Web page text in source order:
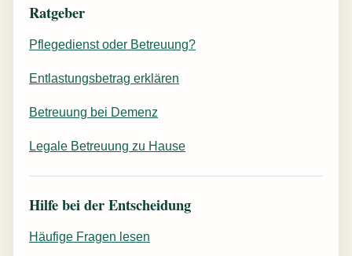
Ratgeber
Pflegedienst oder Betreuung?
Entlastungsbetrag erklären
Betreuung bei Demenz
Legale Betreuung zu Hause
Hilfe bei der Entscheidung
Häufige Fragen lesen